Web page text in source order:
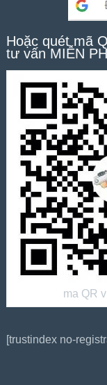
Hoặc quét mã
tư vấn MIỄN
ma QR
[trustindex no-